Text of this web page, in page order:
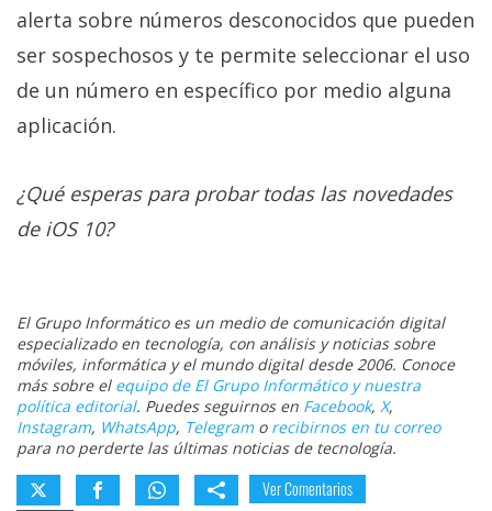
alerta sobre números desconocidos que pueden
ser sospechosos y te permite seleccionar el uso
de un número en específico por medio alguna
aplicación.
¿Qué esperas para probar todas las novedades
de iOS 10?
El Grupo Informático es un medio de comunicación digital
especializado en tecnología, con análisis y noticias sobre
móviles, informática y el mundo digital desde 2006. Conoce
más sobre el equipo de El Grupo Informático y nuestra
política editorial. Puedes seguirnos en Facebook, X,
Instagram, WhatsApp, Telegramo recibirnos en tu correo
para no perderte las últimas noticias de tecnología.
Ver Comentarios